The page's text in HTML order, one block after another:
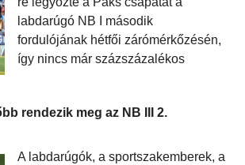
labdarúgó NB I második
fordulójának hétfői zárómérkőzésén,
így nincs már százszázalékos
rendezik meg az NB III 2.
A labdarúgók, a sportszakemberek, a